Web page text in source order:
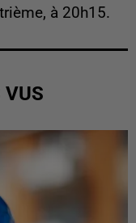
à 20h15.
VUS